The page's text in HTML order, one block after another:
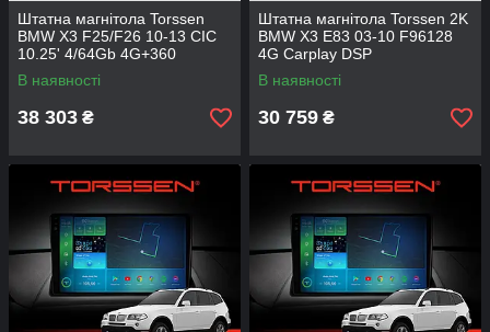
Штатна магнітола Torssen
BMW X3 F25/F26 10-13 CIC
10.25' 4/64Gb 4G+360
В наявності
38 303 ₴
Штатна магнітола Torssen 2K
BMW X3 E83 03-10 F96128
4G Carplay DSP
В наявності
30 759 ₴